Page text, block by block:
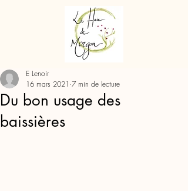
Du bon usage des
baissières
E Lenoir
16 mars 2021 7 min de lecture